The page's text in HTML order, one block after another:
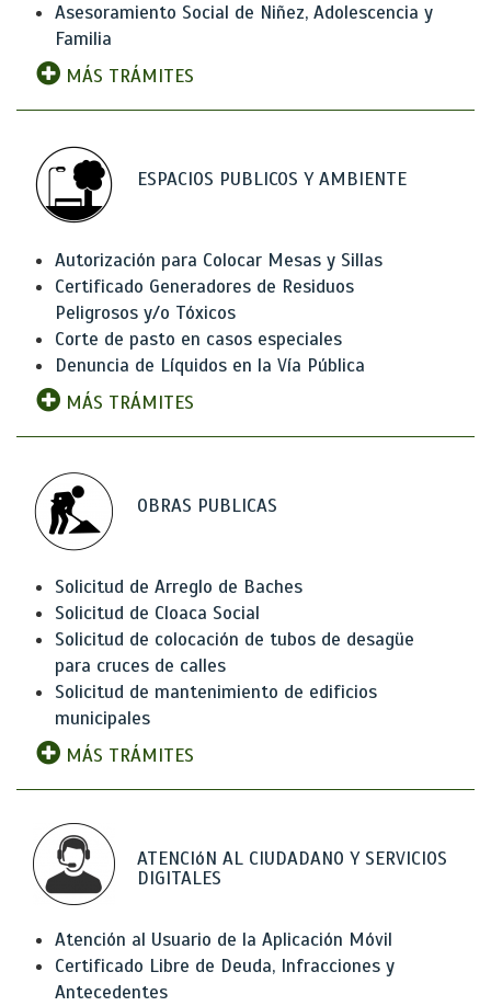
Asesoramiento Social de Niñez, Adolescencia y
Familia
MÁS TRÁMITES
ESPACIOS PUBLICOS Y AMBIENTE
Autorización para Colocar Mesas y Sillas
Certificado Generadores de Residuos
Peligrosos y/o Tóxicos
Corte de pasto en casos especiales
Denuncia de Líquidos en la Vía Pública
MÁS TRÁMITES
OBRAS PUBLICAS
Solicitud de Arreglo de Baches
Solicitud de Cloaca Social
Solicitud de colocación de tubos de desagüe
para cruces de calles
Solicitud de mantenimiento de edificios
municipales
MÁS TRÁMITES
ATENCIóN AL CIUDADANO Y SERVICIOS
DIGITALES
Atención al Usuario de la Aplicación Móvil
Certificado Libre de Deuda, Infracciones y
Antecedentes